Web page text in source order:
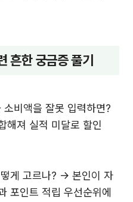
흔한 궁금증 풀기
비액을 잘못 입력하면?
해져 실적 미달로 할인
게 고르나? → 본인이 자
포인트 적립 우선순위에